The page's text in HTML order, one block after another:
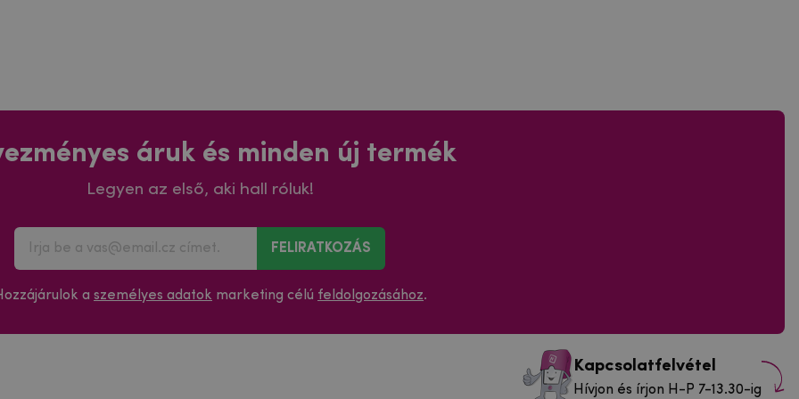
áruk és minden új termék
Legyen az első, aki hall róluk!
FELIRATKOZÁS
a személyes adatok marketing célú feldolgozásához.
Kapcsolatfelvétel
Hívjon és írjon H-P 7-13.30-ig